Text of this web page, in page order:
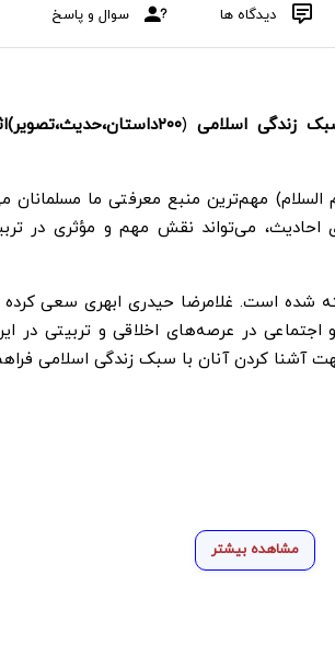
دیدگاه ها سوال و پاسخ
زندگی اسلامی (
مهم‌ترین منبع معرفتی ما مسلمانان
احادیث، می‌تواند نقش مهم و مؤثری در
شده است. غلامرضا حیدری ابهری سعی کرده
در عرصه‌های اخلاقی و تربیتی در
آشنا کردن آنان با سبک زندگی اسلامی
مشاهده بیشتر